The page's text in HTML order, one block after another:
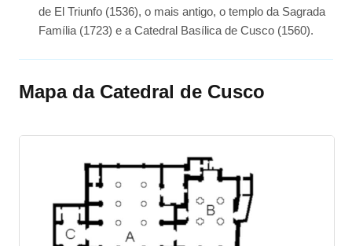
de El Triunfo (1536), o mais antigo, o templo da Sagrada
Família (1723) e a Catedral Basílica de Cusco (1560).
Mapa da Catedral de Cusco